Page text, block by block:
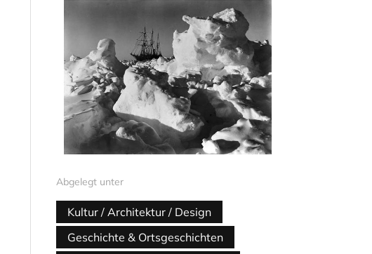
Abgelegt unter
Kultur / Architektur / Design
Geschichte & Ortsgeschichten